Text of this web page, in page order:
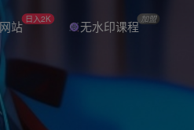
站 日入2K 无水印课程 加盟